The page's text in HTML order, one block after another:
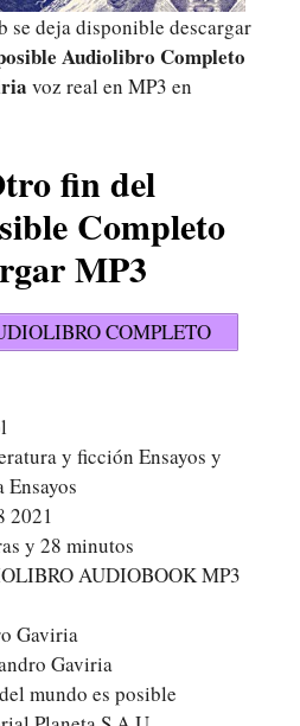
se deja disponible descargar
Audiolibro Completo
voz real en MP3 en
fin del
Completo
MP3
COMPLETO
y ficción Ensayos y
2021
y 28 minutos
AUDIOBOOK MP3
Gaviria
Gaviria
mundo es posible